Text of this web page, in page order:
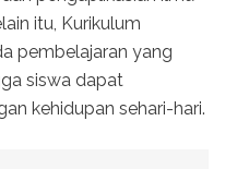
itu, Kurikulum
pembelajaran yang
siswa dapat
kehidupan sehari-hari.